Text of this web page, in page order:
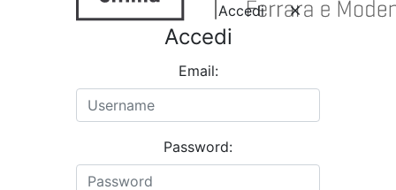
Accedi
Accedi
Email:
Password: